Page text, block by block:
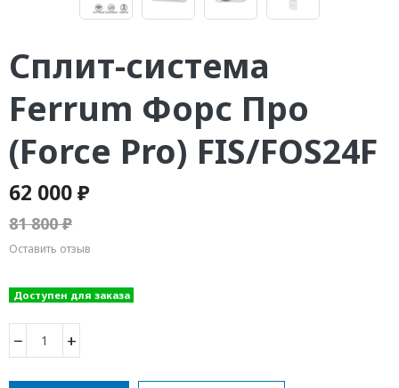
Сплит-система
Ferrum Форс Про
(Force Pro) FIS/FOS24F
62 000 ₽
81 800 ₽
Оставить отзыв
Доступен для заказа
− +